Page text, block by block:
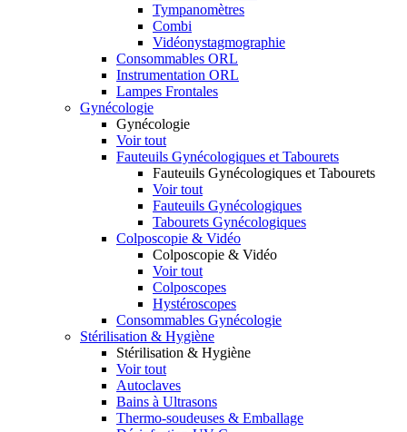
Tympanomètres
Combi
Vidéonystagmographie
Consommables ORL
Instrumentation ORL
Lampes Frontales
Gynécologie
Gynécologie
Voir tout
Fauteuils Gynécologiques et Tabourets
Fauteuils Gynécologiques et Tabourets
Voir tout
Fauteuils Gynécologiques
Tabourets Gynécologiques
Colposcopie & Vidéo
Colposcopie & Vidéo
Voir tout
Colposcopes
Hystéroscopes
Consommables Gynécologie
Stérilisation & Hygiène
Stérilisation & Hygiène
Voir tout
Autoclaves
Bains à Ultrasons
Thermo-soudeuses & Emballage